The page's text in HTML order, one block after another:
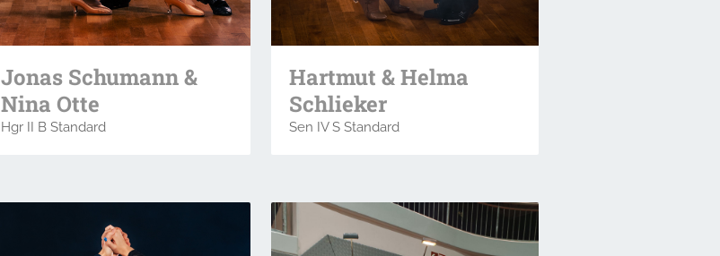
Jonas Schumann &
Nina Otte
Hgr II B Standard
Hartmut & Helma
Schlieker
Sen IV S Standard